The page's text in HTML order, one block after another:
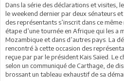
Dans la série des déclarations et visites,
le weekend dernier par deux sénateurs
des représentants s’inscrit dans ce
étape d’une tournée en Afrique qui les a
Mozambique et dans d’autres pays. La
rencontré à cette occasion des
reçue par par le président Kais Saïed. Le
selon un communiqué de Carthage, de
brossant un tableau exhaustif de sa